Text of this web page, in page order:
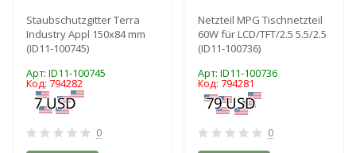
Staubschutzgitter Terra
Industry Appl 150x84 mm
(ID11-100745)
Арт: ID11-100745
Код: 794282
0
Netzteil MPG Tischnetzteil
60W für LCD/TFT/2.5 5.5/2.5
(ID11-100736)
Арт: ID11-100736
Код: 794281
0